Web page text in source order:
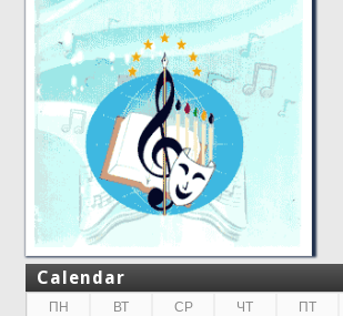
Calendar
ПН ВТ СР ЧТ ПТ